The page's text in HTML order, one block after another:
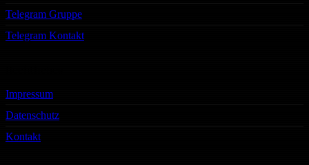
Telegram Gruppe
Telegram Kontakt
Impressum
Datenschutz
Kontakt